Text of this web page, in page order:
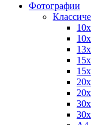
Фотографии